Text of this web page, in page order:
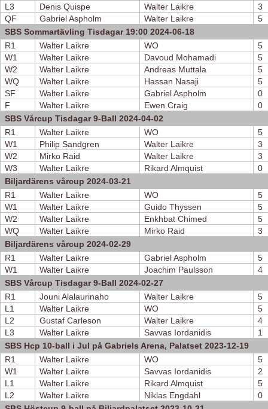
L3
Denis Quispe Walter Laikre
3
QF
Gabriel Aspholm Walter Laikre
5
SBS Sommartävling Tisdagar 19:00 2024-06-18
R1
Walter Laikre WO
5
W1
Walter Laikre Davoud Mohamadi
5
W2
Walter Laikre Andreas Muttala
5
WQ
Walter Laikre Hassan Nasaji
5
SF
Walter Laikre Gabriel Aspholm
0
F
Walter Laikre Ewen Craig
0
SBS Vårcup Tisdagar 9-Ball 2024-04-02
R1
Walter Laikre WO
5
W1
Philip Sandgren Walter Laikre
3
W2
Mirko Raid Walter Laikre
3
W3
Walter Laikre Rikard Almquist
0
Biljardärens vårcup 2024-03-21
R1
Walter Laikre WO
5
W1
Walter Laikre Guido Thyssen
5
W2
Walter Laikre Enkhbat Chimed
5
WQ
Walter Laikre Mirko Raid
3
Biljardärens vårcup 2024-02-29
R1
Walter Laikre Gabriel Aspholm
5
W1
Walter Laikre Joachim Paulsson
4
SBS Vårcup Tisdagar 9-Ball 2024-02-27
R1
Jouni Alalaurinaho Walter Laikre
5
L1
Walter Laikre WO
5
L2
Gustaf Carleson Walter Laikre
4
L3
Walter Laikre Savvas Iordanidis
1
SBS Hcp 10-ball i Jul på Gabriels Arena, Palatset 2023-12-19
R1
Walter Laikre WO
5
W1
Walter Laikre Savvas Iordanidis
2
L1
Walter Laikre Rikard Almquist
5
L2
Walter Laikre Niklas Engdahl
0